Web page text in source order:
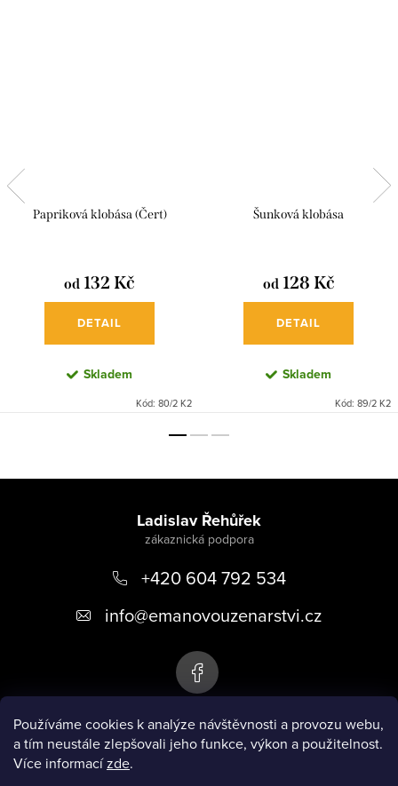
Používáme cookies k analýze návštěvnosti a provozu webu,
a tím neustále zlepšovali jeho funkce, výkon a použitelnost.
Více informacízde.
Papriková klobása (Čert)
od 132 Kč
DETAIL
Skladem
Kód: 80/2 K2
Šunková klobása
od128 Kč
DETAIL
Skladem
Kód: 89/2 K2
Ladislav Řehůřek
+420 604 792 534
info@emanovouzenarstvi.cz
Emanovo uzenářství